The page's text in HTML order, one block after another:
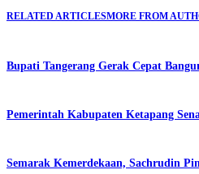
RELATED ARTICLESMORE FROM
Bupati Tangerang Gerak Cepat
Pemerintah Kabupaten Ketapang
Semarak Kemerdekaan, Sachrudin